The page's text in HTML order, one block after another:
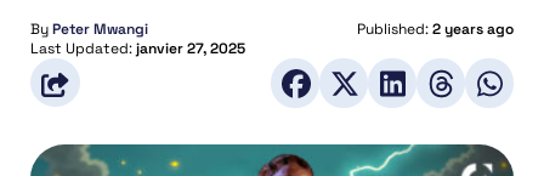
ByPeter Mwangi Published:2 years ago
Last Updated:janvier 27, 2025